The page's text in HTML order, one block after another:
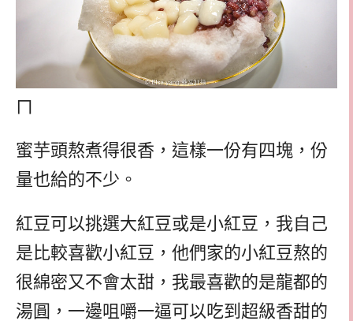
ㄇ
蜜芋頭熬煮得很香，這樣一份有四塊，份
量也給的不少。
紅豆可以挑選大紅豆或是小紅豆，我自己
是比較喜歡小紅豆，他們家的小紅豆熬的
很綿密又不會太甜，我最喜歡的是龍都的
湯圓，一邊咀嚼一逼可以吃到超級香甜的